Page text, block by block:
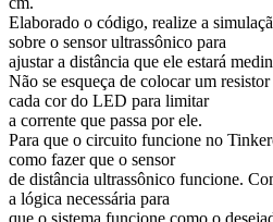
Elaborado o código, realize a
sobre o sensor ultrassônico para
ajustar a distância que ele estará
Não se esqueça de colocar um
cada cor do LED para limitar
a corrente que passa por ele.
Para que o circuito funcione no
como fazer que o sensor
de distância ultrassônico funcione.
a lógica necessária para
que o sistema funcione como o